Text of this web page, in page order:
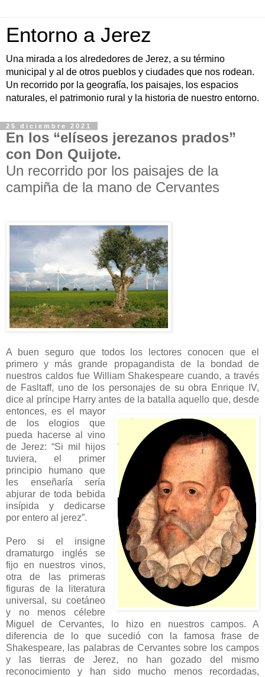
Entorno a Jerez
Una mirada a los alrededores de Jerez, a su término
municipal y al de otros pueblos y ciudades que nos rodean.
Un recorrido por la geografía, los paisajes, los espacios
naturales, el patrimonio rural y la historia de nuestro entorno.
25 diciembre 2021
En los “elíseos jerezanos prados”
con Don Quijote.
Un recorrido por los paisajes de la
campiña de la mano de Cervantes
A buen seguro que todos los lectores conocen que el
primero y más grande propagandista de la bondad de
nuestros caldos fue William Shakespeare cuando, a través
de Fasltaff, uno de los personajes de su obra Enrique IV,
dice al príncipe Harry antes de la batalla aquello que, desde
entonces, es el mayor
de los elogios que
pueda hacerse al vino
de Jerez: “Si mil hijos
tuviera, el primer
principio humano que
les enseñaría sería
abjurar de toda bebida
insípida y dedicarse
por entero al jerez”.
Pero si el insigne
dramaturgo inglés se
fijo en nuestros vinos,
otra de las primeras
figuras de la literatura
universal, su coetáneo
y no menos célebre
Miguel de Cervantes, lo hizo en nuestros campos. A
diferencia de lo que sucedió con la famosa frase de
Shakespeare, las palabras de Cervantes sobre los campos
y las tierras de Jerez, no han gozado del mismo
reconocimiento y han sido mucho menos recordadas,